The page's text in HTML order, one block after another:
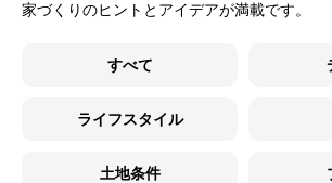
家づくりのヒントとアイデアが満載です。
すべて
ライフスタイル
土地条件